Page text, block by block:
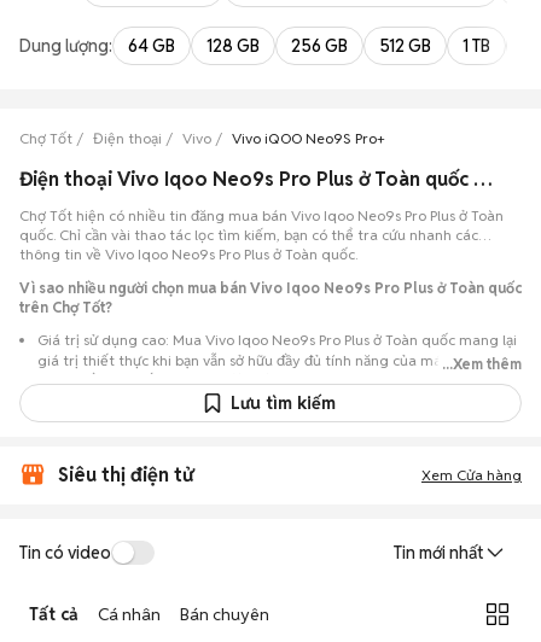
Dung lượng: 64 GB 128 GB 256 GB 512 GB 1 TB
Chợ Tốt Điện thoại Vivo Vivo iQOO Neo9S Pro+
Điện thoại Vivo Iqoo Neo9s Pro Plus ở Toàn quốc đang bán 08/2026
Chợ Tốt hiện có nhiều tin đăng mua bán Vivo Iqoo Neo9s Pro Plus ở Toàn
quốc. Chỉ cần vài thao tác lọc tìm kiếm, bạn có thể tra cứu nhanh các
thông tin về Vivo Iqoo Neo9s Pro Plus ở Toàn quốc.
Vì sao nhiều người chọn mua bán Vivo Iqoo Neo9s Pro Plus ở Toàn quốc
trên Chợ Tốt?
Giá trị sử dụng cao: Mua Vivo Iqoo Neo9s Pro Plus ở Toàn quốc mang lại
giá trị thiết thực khi bạn vẫn sở hữu đầy đủ tính năng của máy nhưng với
chi phí đầu tư thấp hơn máy đập hộp.
Lựa chọn theo sát nhu cầu: Hệ thống ghi nhận nhiều tin rao Vivo Iqoo
Test máy tại chỗ: Tạo điều kiện để người mua đến tận nơi xem xét cẩn
Dễ dàng thương lượng: Quá trình mua bán diễn ra trực tiếp, cho phép
hai bên trao đổi giá cả linh hoạt và có thể chốt giao dịch ngay trong
...Xem thêm
Lưu tìm kiếm
Siêu thị điện tử Xem Cửa hàng
Tin có video Tin mới nhất
Tất cả Cá nhân Bán chuyên